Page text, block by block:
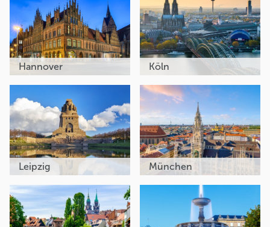
Hannover Köln
Leipzig München